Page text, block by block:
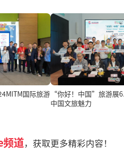
国际旅游 “你好！中国”旅游展
中国文旅魅力
频道，获取更多精彩内容！